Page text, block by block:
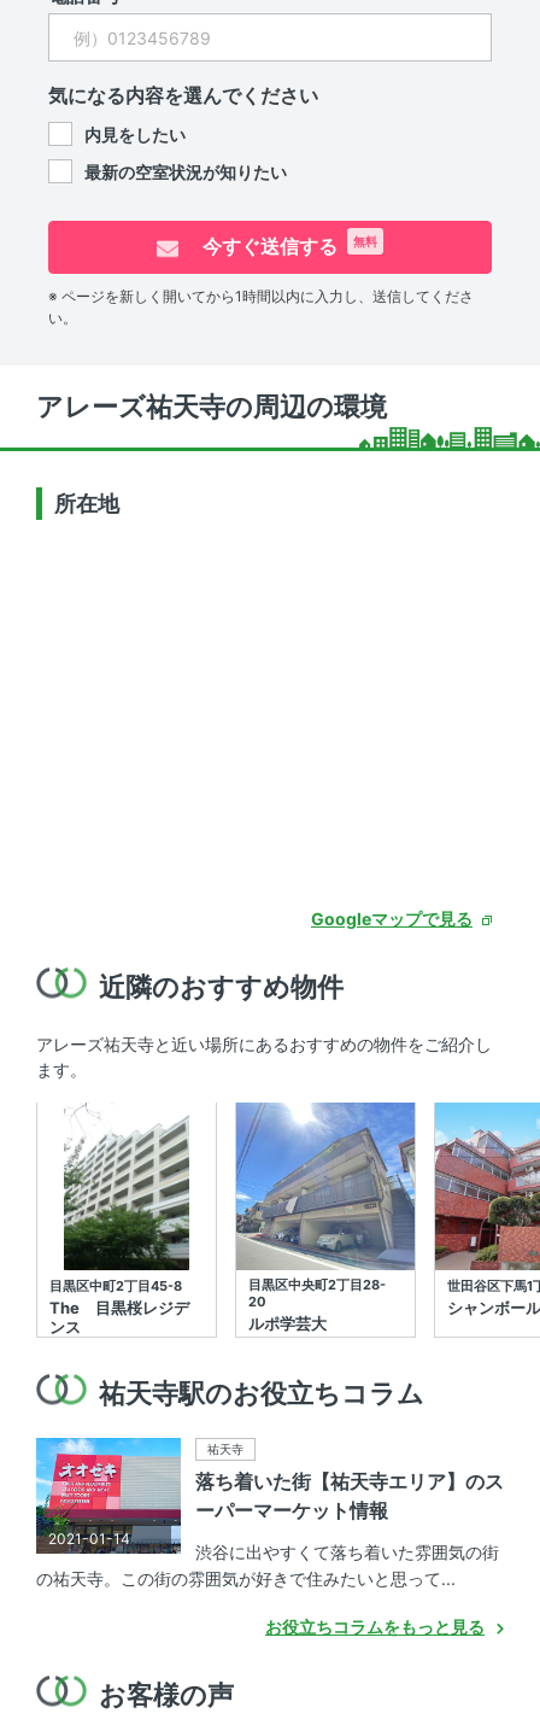
気になる内容を選んでください
内見をしたい
最新の空室状況が知りたい
今すぐ送信する 無料
※ ページを新しく開いてから1時間以内に入力し、送信してくださ
い。
アレーズ祐天寺の周辺の環境
所在地
Googleマップで見る
近隣のおすすめ物件
アレーズ祐天寺と近い場所にあるおすすめの物件をご紹介し
ます。
目黒区中町2丁目45-8
The 目黒桜レジデ
ンス
目黒区中央町2丁目28-
20
ルポ学芸大
世田谷区下馬1
シャンボー
祐天寺駅のお役立ちコラム
2021-01-14
祐天寺
落ち着いた街【祐天寺エリア】のス
ーパーマーケット情報
渋谷に出やすくて落ち着いた雰囲気の街
の祐天寺。この街の雰囲気が好きで住みたいと思って...
お役立ちコラムをもっと見る
お客様の声